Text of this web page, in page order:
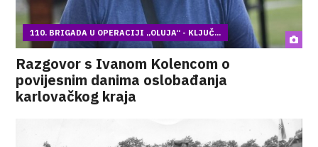
110. BRIGADA U OPERACIJI „OLUJA“ - KLJUČ...
Razgovor s Ivanom Kolencom o
povijesnim danima oslobađanja
karlovačkog kraja